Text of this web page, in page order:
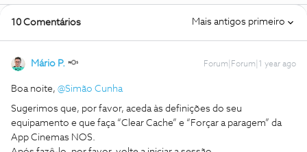
10 Comentários Mais antigos primeiro
Mário P. Forum|Forum|1 year ago
Boa noite, ​ @Simão Cunha
Sugerimos que, por favor, aceda às definições do seu
equipamento e que faça “Clear Cache” e “Forçar a paragem” da
App Cinemas NOS.